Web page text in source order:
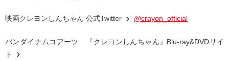
映画クレヨンしんちゃん 公式Twitter @crayon_official
バンダイナムコアーツ 『クレヨンしんちゃん』Blu-ray&DVDサイ
ト